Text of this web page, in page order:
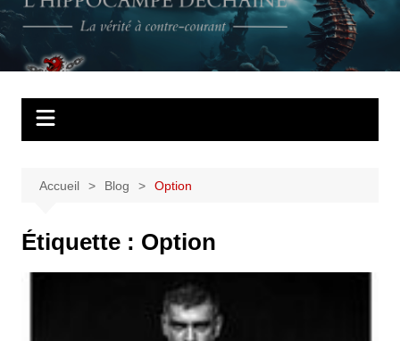
Aller
au
contenu
L'Hippocampe
déchaîné
La vérité à contre courant
Accueil Blog Option
Étiquette : Option